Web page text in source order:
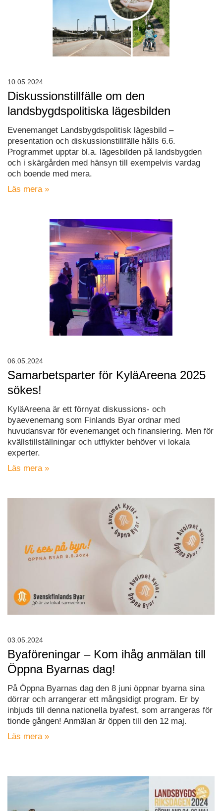
Diskussionstillfälle om den
landsbygdspolitiska lägesbilden
Evenemanget Landsbygdspolitisk lägesbild –
presentation och diskussionstillfälle hålls 6.6.
Programmet upptar bl.a. lägesbilden på landsbygden
och i skärgården med hänsyn till exempelvis vardag
och boende med mera.
Läs mera »
10.05.2024
Samarbetsparter för KyläAreena 2025
sökes!
KyläAreena är ett förnyat diskussions- och
byaevenemang som Finlands Byar ordnar med
huvudansvar för evenemanget och finansiering. Men för
kvällstillställningar och utflykter behöver vi lokala
experter.
Läs mera »
06.05.2024
Byaföreningar – Kom ihåg anmälan till
Öppna Byarnas dag!
På Öppna Byarnas dag den 8 juni öppnar byarna sina
dörrar och arrangerar ett mångsidigt program. Er by
inbjuds till denna nationella byafest, som arrangeras för
tionde gången! Anmälan är öppen till den 12 maj.
Läs mera »
03.05.2024